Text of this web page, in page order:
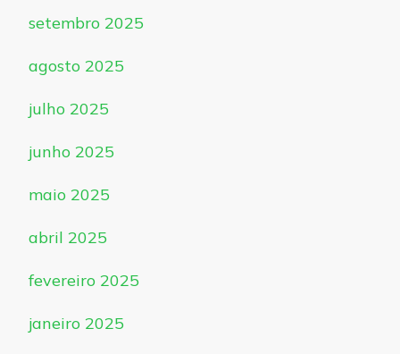
setembro 2025
agosto 2025
julho 2025
junho 2025
maio 2025
abril 2025
fevereiro 2025
janeiro 2025